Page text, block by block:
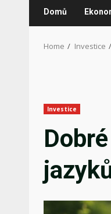
Domů
Home Investice
Investice